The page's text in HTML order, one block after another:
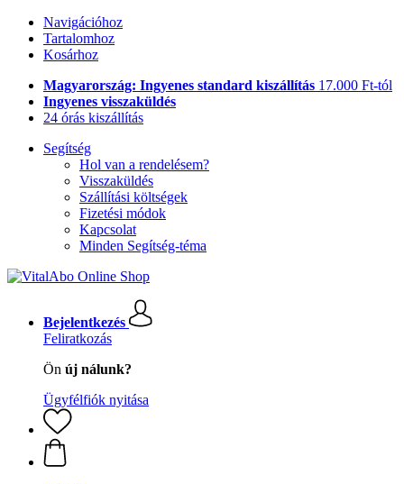
Navigációhoz
Tartalomhoz
Kosárhoz
Magyarország: Ingyenes standard kiszállítás 17.000 Ft-tól
Ingyenes visszaküldés
24 órás kiszállítás
Segítség
Hol van a rendelésem?
Visszaküldés
Szállítási költségek
Fizetési módok
Kapcsolat
Minden Segítség-téma
Bejelentkezés
Feliratkozás
Ön új nálunk?
Ügyfélfiók nyitása